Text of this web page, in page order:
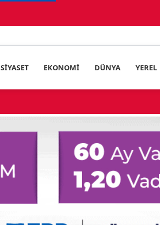
SIYASET EKONOMI DÜNYA YEREL